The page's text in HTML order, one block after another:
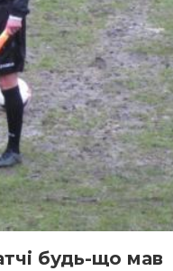
будь-що мав